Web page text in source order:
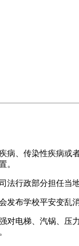
、传染性疾病或
。
行政部分担任当地
布学校平安变乱消
电梯、汽锅、压